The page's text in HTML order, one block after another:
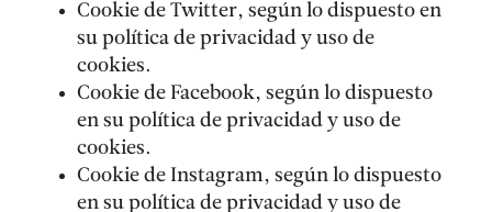
Cookie de Twitter, según lo dispuesto en
su política de privacidad y uso de
cookies.
Cookie de Facebook, según lo dispuesto
en su política de privacidad y uso de
cookies.
Cookie de Instagram, según lo dispuesto
en su política de privacidad y uso de